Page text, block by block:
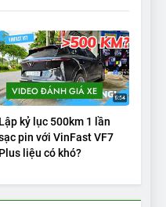
VIDEO ĐÁNH GIÁ XE
Lập kỷ lục 500km 1 lần
pin với VinFast VF7
Plus liệu có khó?